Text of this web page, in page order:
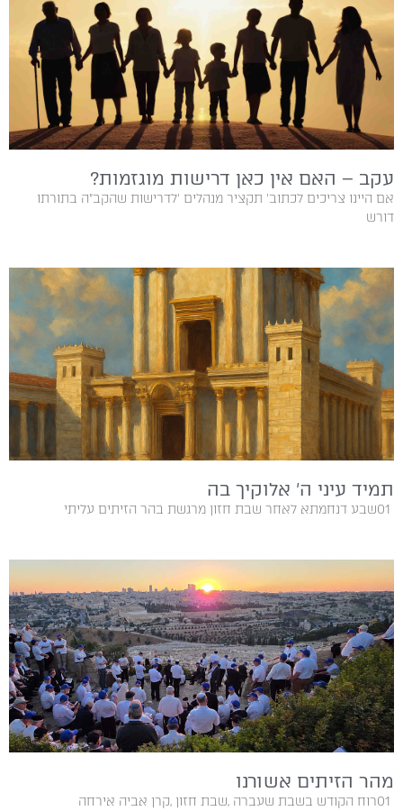
עקב – האם אין כאן דרישות מוגזמות?
‬דורש‭
תמיד עיני ה’ אלוקיך בה
01‭ ‬שבע דנחמתא לאחר‭ ‬שבת‭ ‬חזון‭ ‬מרגשת‭ ‬בהר‭ ‬הזיתים‭ ‬עליתי‭
מהר הזיתים אשורנו
01‭ ‬רוח הקודש בשבת‭ ‬שעברה‭, ‬שבת‭ ‬חזון‭, ‬קרן‭ ‬אביה‭ ‬אירחה‭